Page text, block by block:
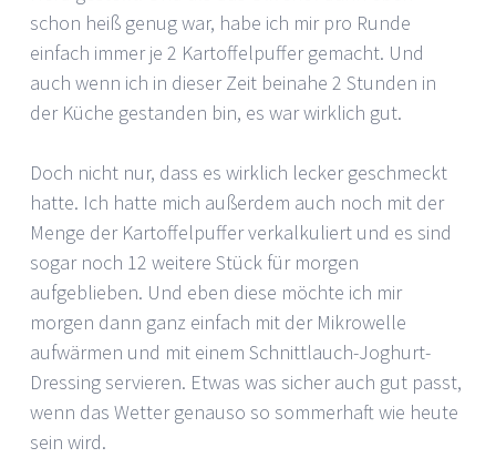
schon heiß genug war, habe ich mir pro Runde
einfach immer je 2 Kartoffelpuffer gemacht. Und
auch wenn ich in dieser Zeit beinahe 2 Stunden in
der Küche gestanden bin, es war wirklich gut.
Doch nicht nur, dass es wirklich lecker geschmeckt
hatte. Ich hatte mich außerdem auch noch mit der
Menge der Kartoffelpuffer verkalkuliert und es sind
sogar noch 12 weitere Stück für morgen
aufgeblieben. Und eben diese möchte ich mir
morgen dann ganz einfach mit der Mikrowelle
aufwärmen und mit einem Schnittlauch-Joghurt-
Dressing servieren. Etwas was sicher auch gut passt,
wenn das Wetter genauso so sommerhaft wie heute
sein wird.